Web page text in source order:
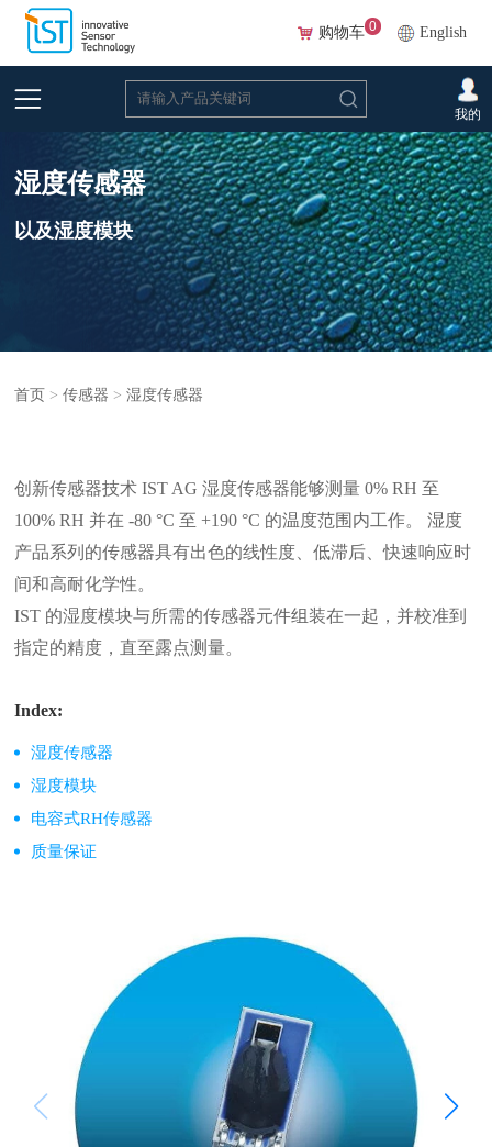
English
购物车 0
我的
湿度传感器
以及湿度模块
首页 >传感器 >湿度传感器
创新传感器技术 IST AG 湿度传感器能够测量 0% RH 至
100% RH 并在 -80 °C 至 +190 °C 的温度范围内工作。 湿度
产品系列的传感器具有出色的线性度、低滞后、快速响应时
间和高耐化学性。
IST 的湿度模块与所需的传感器元件组装在一起，并校准到
指定的精度，直至露点测量。
Index:
湿度传感器
湿度模块
电容式RH传感器
质量保证